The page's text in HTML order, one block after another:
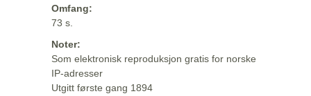
Omfang:
73 s.
Noter:
Som elektronisk reproduksjon gratis for norske
IP-adresser
Utgitt første gang 1894